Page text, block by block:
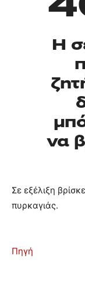
Σε εξέλιξη
πυρκαγιάς.
Πηγή